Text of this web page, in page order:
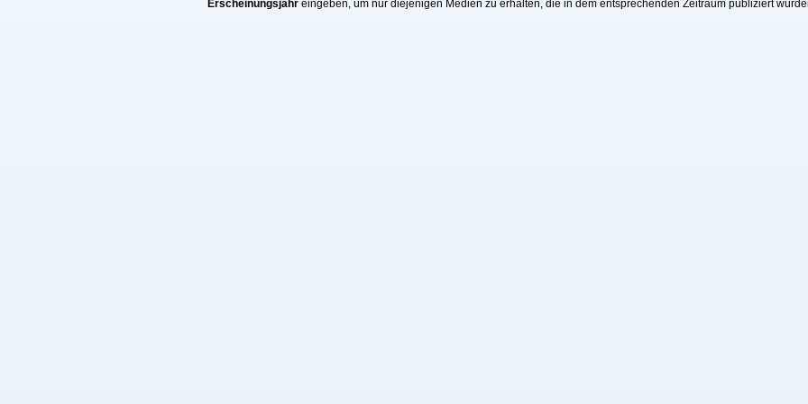
Erscheinungsjahr eingeben, um nur diejenigen Medien zu erhalten, die in dem entsprechenden Zeitraum publiziert